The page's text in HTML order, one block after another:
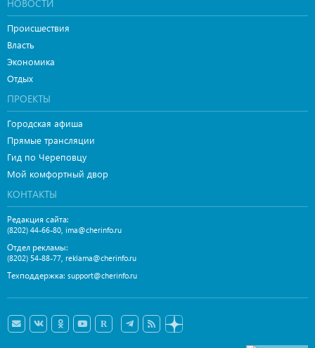
НОВОСТИ
Происшествия
Власть
Экономика
Отдых
ПРОЕКТЫ
Городская афиша
Прямые трансляции
Гид по Череповцу
Мой комфортный двор
КОНТАКТЫ
Редакция сайта:
(8202) 44-66-80, ima@cherinfo.ru
Отдел рекламы:
(8202) 54-88-77, reklama@cherinfo.ru
Техподдержка: support@cherinfo.ru